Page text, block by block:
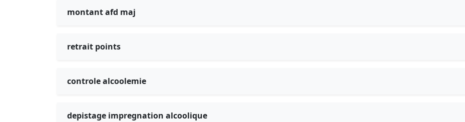
montant afd maj
retrait points
controle alcoolemie
depistage impregnation alcoolique